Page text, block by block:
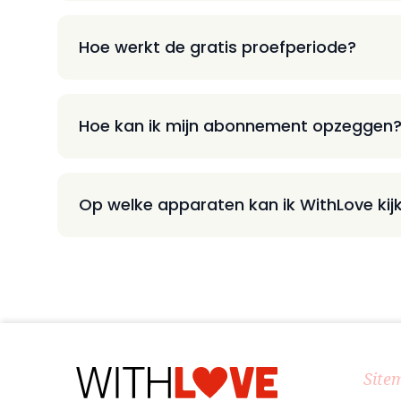
Hoe werkt de gratis proefperiode?
Hoe kan ik mijn abonnement opzeggen?
Op welke apparaten kan ik WithLove